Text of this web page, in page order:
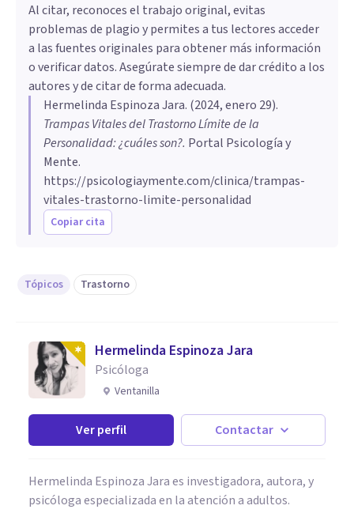
Al citar, reconoces el trabajo original, evitas
problemas de plagio y permites a tus lectores acceder
a las fuentes originales para obtener más información
o verificar datos. Asegúrate siempre de dar crédito a los
autores y de citar de forma adecuada.
Hermelinda Espinoza Jara. (2024, enero 29).
Trampas Vitales del Trastorno Límite de la
Personalidad: ¿cuáles son?. Portal Psicología y
Mente.
https://psicologiaymente.com/clinica/trampas-
vitales-trastorno-limite-personalidad
Copiar cita
Tópicos Trastorno
Hermelinda Espinoza Jara
Psicóloga
Ventanilla
Ver perfil Contactar
Hermelinda Espinoza Jara es investigadora, autora, y
psicóloga especializada en la atención a adultos.